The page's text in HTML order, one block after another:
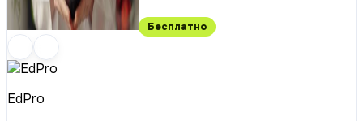
Бесплатно
EdPro